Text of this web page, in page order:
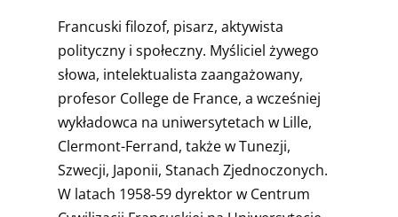
Francuski filozof, pisarz, aktywista
polityczny i społeczny. Myśliciel żywego
słowa, intelektualista zaangażowany,
profesor College de France, a wcześniej
wykładowca na uniwersytetach w Lille,
Clermont-Ferrand, także w Tunezji,
Szwecji, Japonii, Stanach Zjednoczonych.
W latach 1958-59 dyrektor w Centrum